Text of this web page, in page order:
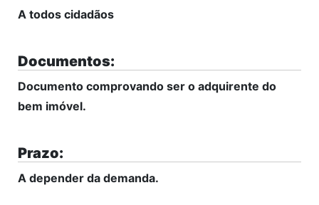
A todos cidadãos
Documentos:
Documento comprovando ser o adquirente do
bem imóvel.
Prazo:
A depender da demanda.